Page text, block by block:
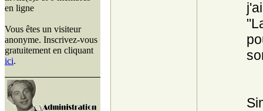
en ligne
Vous êtes un visiteur
anonyme. Inscrivez-vous
gratuitement en cliquant
ici.